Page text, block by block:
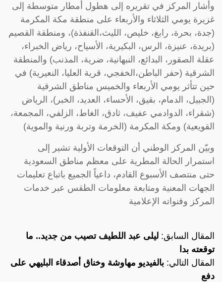
وأشار المركز في تقريره إلى هطول أمطار متوسطة إلى
غزيرة يومي الثلاثاء والأربعاء على منطقة مكة المكرمة
(جدة، بحرة، رابغ، خليص، الليث،القنفذة)، ومنطقة القصيم
(بريدة، عنيزة، الرس، البكيرية، الأسياح، رياض الخبراء،
عقلة الصقور، البدائع، النبهانية، ضرية، المذنب) والمنطقة
الشرقية (حفر الباطن،الخفجي، قرية العليا، النعيرية) في
حين تتأثر يومي الأربعاء والخميس مناطق الشرقية
(الجبيل، الدمام، بقيق، الأحساء، العديد، الخبر)، الرياض
(شقراء، الدوادمي عفيف، ثادق، الغاط، الزلفي، المجمعة،
القويعية) ومكة المكرمة (الخرمة وتربة ورنية والموية)
وبيّن المركز الوطني أن التوقعات الأولية تشير إلى
استمرار الحالة المطرية على معظم مناطق السعودية
حتى منتصف الأسبوع القادم، داعياً الجميع باتباع تعليمات
الجهات المعنية ومتابعة معلومات الطقس عبر خدمات
المركز وقنواته الإعلامية
المقال السابق: ليلى عبد اللطيف تصيب من جديد.. ما
توقعته بدا
المقال التالي: بالفيديو مهاوشة وخناق أصدقاء البليهي على
دفع